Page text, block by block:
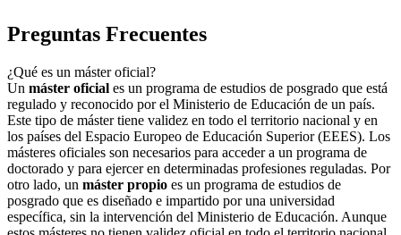
Preguntas Frecuentes
¿Qué es un máster oficial?
Un máster oficial es un programa de estudios de posgrado que está
regulado y reconocido por el Ministerio de Educación de un país.
Este tipo de máster tiene validez en todo el territorio nacional y en
los países del Espacio Europeo de Educación Superior (EEES). Los
másteres oficiales son necesarios para acceder a un programa de
doctorado y para ejercer en determinadas profesiones reguladas. Por
otro lado, un máster propio es un programa de estudios de
posgrado que es diseñado e impartido por una universidad
específica, sin la intervención del Ministerio de Educación. Aunque